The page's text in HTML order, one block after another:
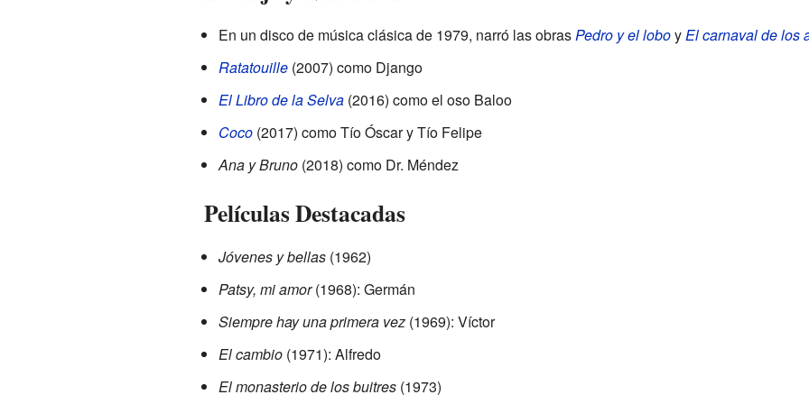
En un disco de música clásica de 1979, narró las obrasPedro y el loboyEl carnaval de los
Ratatouille(2007) como Django
El Libro de la Selva(2016) como el oso Baloo
Coco(2017) como Tío Óscar y Tío Felipe
Ana y Bruno(2018) como Dr. Méndez
Películas Destacadas
Jóvenes y bellas(1962)
Patsy, mi amor(1968): Germán
Siempre hay una primera vez(1969): Víctor
El cambio(1971): Alfredo
El monasterio de los buitres(1973)